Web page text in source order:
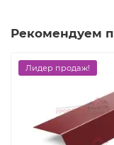
Рекомендуем
Лидер продаж!